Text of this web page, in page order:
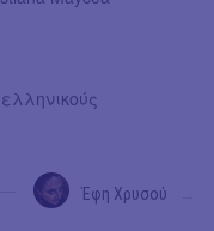
Έφη Χρυσού